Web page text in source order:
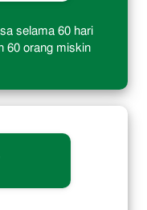
selama 60 hari
60 orang miskin